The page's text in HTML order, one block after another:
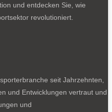
und entdecken Sie, wie
revolutioniert.
seit Jahrzehnten,
und Entwicklungen vertraut und
und